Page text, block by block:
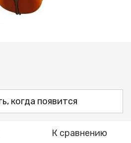
когда появится
К сравнению